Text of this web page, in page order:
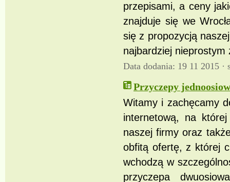
przepisami, a ceny
znajduje się we
się z propozycją
najbardziej nieprostym
Data dodania: 19 11 2015 ·
Przyczepy
Witamy i zachęcamy
internetową, na
naszej firmy oraz
obfitą ofertę, z której
wchodzą w
przyczepa